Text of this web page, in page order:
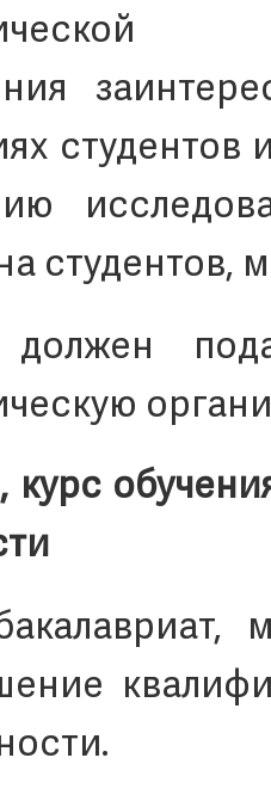
студентов,
должен
курс